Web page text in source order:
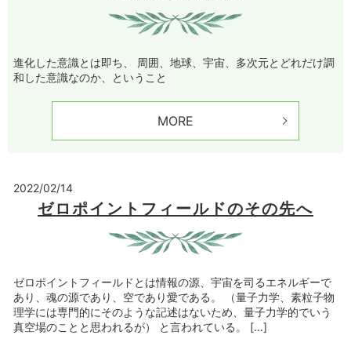
進化した意識とは即ち、 周囲、地球、宇宙、多次元とどれだけ調
和した意識なのか、ということ
MORE
2022/02/14
ゼロポイントフィールドのその先へ
ゼロポイントフィールドとは情報の源、宇宙を司るエネルギーで
あり、魂の源であり、空であり愛である。 （量子力学、素粒子物
理学には専門的にそのような記述はないため、量子力学的でいう
真空場のことと思われるが） と言われている。 […]